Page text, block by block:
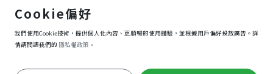
隱私權保護政策
資訊安全政策
Cookie偏好
我們使用Cookie技術，提供個人化內容、更順暢的使用體驗，並根據用戶偏好投放廣告。詳
情請閱讀我們的 隱私權政策。